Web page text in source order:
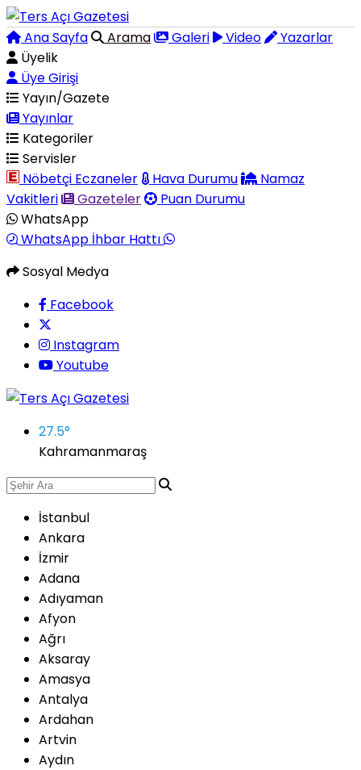
Ana Sayfa Arama Galeri Video
Yazarlar
Üyelik
Üye Girişi
Yayın/Gazete
Yayınlar
Kategoriler
Servisler
Nöbetçi Eczaneler
Hava Durumu
Namaz
Vakitleri
Gazeteler
Puan Durumu
WhatsApp
WhatsApp İhbar Hattı
Sosyal Medya
Facebook
Instagram
Youtube
27.5°
Kahramanmaraş
İstanbul
Ankara
İzmir
Adana
Adıyaman
Afyon
Ağrı
Aksaray
Amasya
Antalya
Ardahan
Artvin
Aydın